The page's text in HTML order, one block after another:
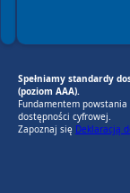
Spełniamy standardy
(poziom AAA).
Fundamentem
dostępności cyfrowej.
Zapoznaj się Deklaracją